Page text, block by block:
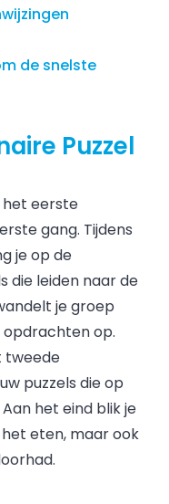
de snelste
Puzzel
eerste
gang. Tijdens
je op de
die leiden naar de
je groep
opdrachten op.
tweede
puzzels die op
het eind blik je
eten, maar ook